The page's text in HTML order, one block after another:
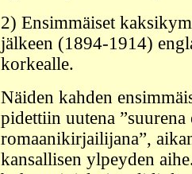
2) Ensimmäiset
jälkeen (1894-1914)
korkealle.
Näiden kahden
pidettiin uutena ”suurena
romaanikirjailijana”,
kansallisen ylpeyden